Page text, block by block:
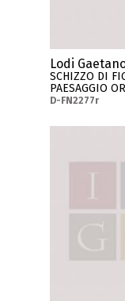
Lodi
SCHIZZO DI
PAESAGGIO
D-FN2277r